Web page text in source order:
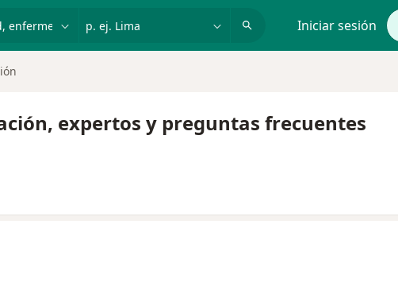
Iniciar sesión
expertos y preguntas frecuentes